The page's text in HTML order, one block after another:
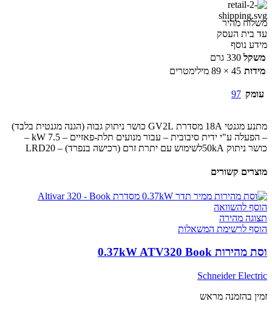
משלוח מהיר
עד בית העסק
מידע נוסף
משקל 330 גרם
מידות 45 × 89 מילימטרים
עומק 97
מתנע מגנטי 18A מסדרת GV2L כושר ניתוק גבוה (הגנה מגנטית בלבד)
– הפעלה ע"י ידית סיבובית – עבור מנועים תלת-פאזיים – 7.5 kW –
כושר ניתוק 50kAלשימוש עם יתרת זרם (רכישה בנפרד) – LRD20
מוצרים קשורים
הוסף להשוואה
תצוגה מהירה
הוסף לרשימת המשאלות
וסת מהירות 0.37kW ATV320 Book
Schneider Electric
זמין בהזמנה מראש